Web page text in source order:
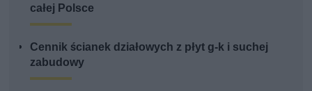
całej Polsce
Cennik ścianek działowych z płyt g-k i suchej
zabudowy